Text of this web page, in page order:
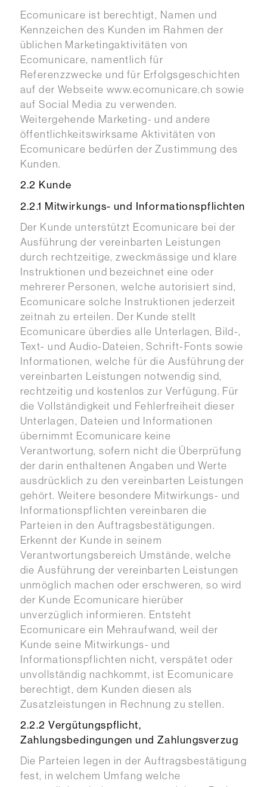
Ecomunicare ist berechtigt, Namen und
Kennzeichen des Kunden im Rahmen der
üblichen Marketingaktivitäten von
Ecomunicare, namentlich für
Referenzzwecke und für Erfolgsgeschichten
auf der Webseite www.ecomunicare.ch sowie
auf Social Media zu verwenden.
Weitergehende Marketing- und andere
öffentlichkeitswirksame Aktivitäten von
Ecomunicare bedürfen der Zustimmung des
Kunden.
2.2 Kunde
2.2.1 Mitwirkungs- und Informationspflichten
Der Kunde unterstützt Ecomunicare bei der
Ausführung der vereinbarten Leistungen
durch rechtzeitige, zweckmässige und klare
Instruktionen und bezeichnet eine oder
mehrerer Personen, welche autorisiert sind,
Ecomunicare solche Instruktionen jederzeit
zeitnah zu erteilen. Der Kunde stellt
Ecomunicare überdies alle Unterlagen, Bild-,
Text- und Audio-Dateien, Schrift-Fonts sowie
Informationen, welche für die Ausführung der
vereinbarten Leistungen notwendig sind,
rechtzeitig und kostenlos zur Verfügung. Für
die Vollständigkeit und Fehlerfreiheit dieser
Unterlagen, Dateien und Informationen
übernimmt Ecomunicare keine
Verantwortung, sofern nicht die Überprüfung
der darin enthaltenen Angaben und Werte
ausdrücklich zu den vereinbarten Leistungen
gehört. Weitere besondere Mitwirkungs- und
Informationspflichten vereinbaren die
Parteien in den Auftragsbestätigungen.
Erkennt der Kunde in seinem
Verantwortungsbereich Umstände, welche
die Ausführung der vereinbarten Leistungen
unmöglich machen oder erschweren, so wird
der Kunde Ecomunicare hierüber
unverzüglich informieren. Entsteht
Ecomunicare ein Mehraufwand, weil der
Kunde seine Mitwirkungs- und
Informationspflichten nicht, verspätet oder
unvollständig nachkommt, ist Ecomunicare
berechtigt, dem Kunden diesen als
Zusatzleistungen in Rechnung zu stellen.
2.2.2 Vergütungspflicht,
Zahlungsbedingungen und Zahlungsverzug
Die Parteien legen in der Auftragsbestätigung
fest, in welchem Umfang welche